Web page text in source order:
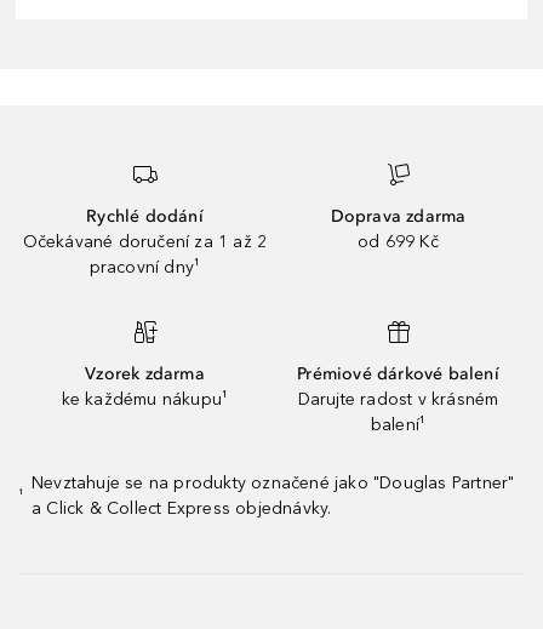
Rychlé dodání
Očekávané doručení za 1 až 2
pracovní dny¹
Doprava zdarma
od 699 Kč
Vzorek zdarma
ke každému nákupu¹
Prémiové dárkové balení
Darujte radost v krásném
balení¹
¹
Nevztahuje se na produkty označené jako "Douglas Partner"
a Click & Collect Express objednávky.